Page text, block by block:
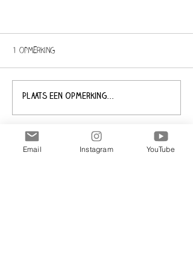
Welkom op mijn website!
1 opmerking
Plaats een opmerking...
Nieuwste
Email Instagram YouTube